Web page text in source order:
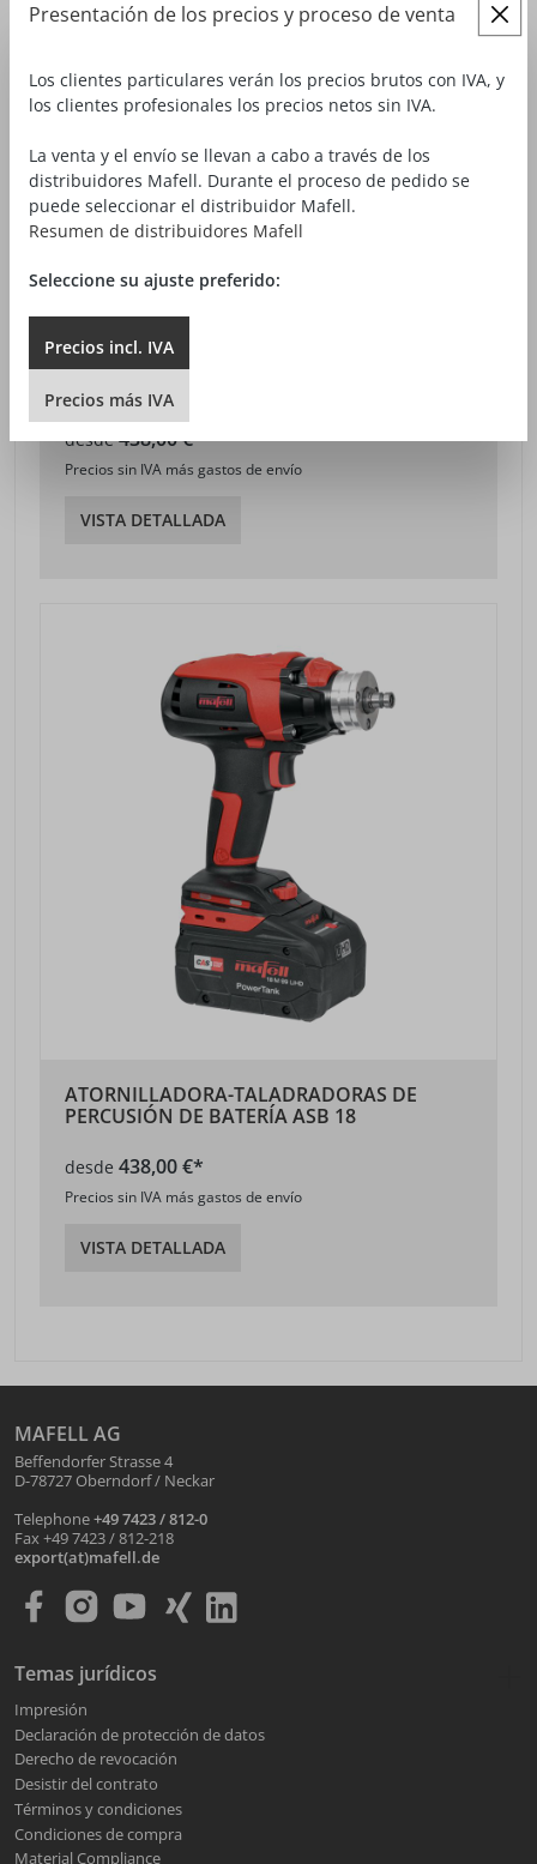
ATORNILLADORA-TALADRADORA DE
BATERÍA A 18
desde438,00 €*
Precios sin IVA más gastos de envío
VISTA DETALLADA
ATORNILLADORA-TALADRADORAS DE
PERCUSIÓN DE BATERÍA ASB 18
desde 438,00 €*
Precios sin IVA más gastos de envío
VISTA DETALLADA
MAFELL AG
Beffendorfer Strasse 4
D-78727 Oberndorf / Neckar
Telephone+49 7423 / 812-0
Fax +49 7423 / 812-218
export(at)mafell.de
Temas jurídicos
Impresión
Declaración de protección de datos
Derecho de revocación
Desistir del contrato
Términos y condiciones
Condiciones de compra
Material Compliance
Presentación de los precios y proceso de venta
Los clientes particulares verán los precios brutos con IVA, y
los clientes profesionales los precios netos sin IVA.
La venta y el envío se llevan a cabo a través de los
distribuidores Mafell. Durante el proceso de pedido se
puede seleccionar el distribuidor Mafell.
Resumen de distribuidores Mafell
Seleccione su ajuste preferido:
Precios incl. IVA
Precios más IVA